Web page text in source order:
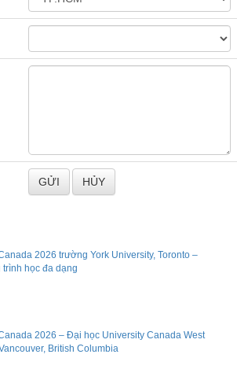
2026 trường York University, Toronto –
học đa dạng
2026 – Đại học University Canada West
British Columbia